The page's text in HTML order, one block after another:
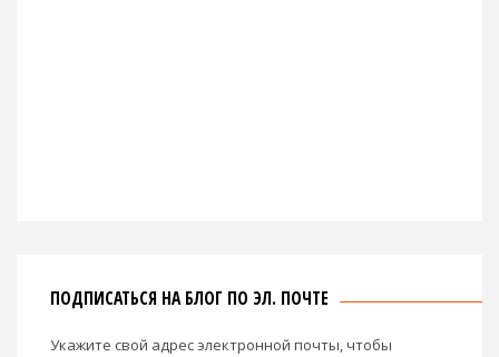
ПОДПИСАТЬСЯ НА БЛОГ ПО ЭЛ. ПОЧТЕ
Укажите свой адрес электронной почты, чтобы